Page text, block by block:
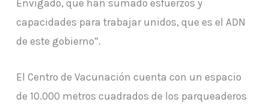
Envigado, que han sumado esfuerzos y
capacidades para trabajar unidos, que es el ADN
de este gobierno”.
El Centro de Vacunación cuenta con un espacio
de 10.000 metros cuadrados de los parqueaderos